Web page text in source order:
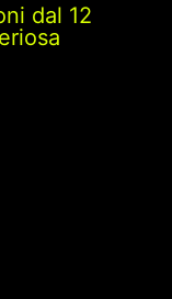
dal 12